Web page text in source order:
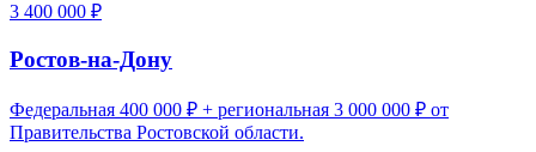
3 400 000 ₽
Ростов-на-Дону
Федеральная 400 000 ₽ + региональная 3 000 000 ₽ от
Правительства Ростовской области.